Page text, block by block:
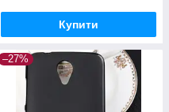
Купити
–27%